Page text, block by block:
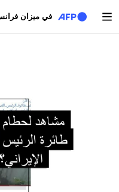
في ميزان
التبويبات الأساسية